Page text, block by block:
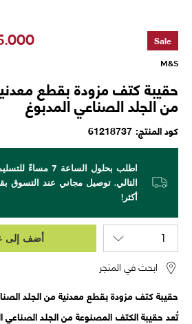
Sale
M&S
حقيبة كتف مزودة بقطع
من الجلد الصناعي المدبوغ
كود المنتج 61218737
اطلب بحلول الساعة 7
أكثر!
أضف إلى
ابحث في المتجر
حقيبة كتف مزودة بقطع معدنية من الجلد
تُعد حقيبة الكتف المصنوعة من الجلد الصناعي